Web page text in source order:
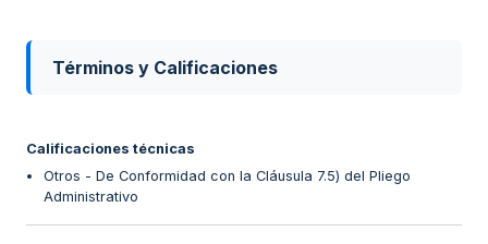
Términos y Calificaciones
Calificaciones técnicas
Otros - De Conformidad con la Cláusula 7.5) del Pliego
Administrativo